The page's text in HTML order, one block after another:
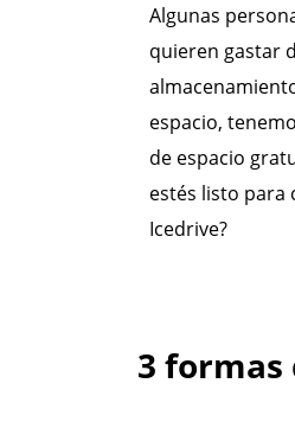
Algunas
quieren gastar
espacio,
de espacio
estés listo para
Icedrive?
3 formas